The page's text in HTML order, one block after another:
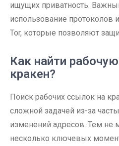
ищущих приватность.
использование протоколов
Tor, которые позволяют
Как найти
кракен?
Поиск рабочих ссылок на
сложной задачей из-за
изменений адресов. Тем не
несколько ключевых